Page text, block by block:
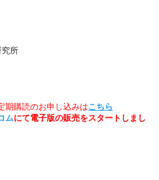
究所
期購読のお申し込みはこちら
ムにて電子版の販売をスタートしまし